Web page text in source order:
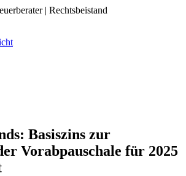
| Rechtsbeistand
Basiszins zur
Vorabpauschale für 2025